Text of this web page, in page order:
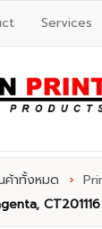
Services
ค้าทั้งหมด ›
CT201116